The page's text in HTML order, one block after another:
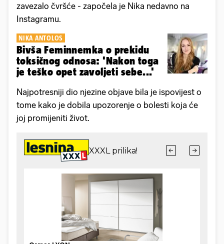
zavezalo čvršće - započela je Nika nedavno na
Instagramu.
NIKA ANTOLOS
Bivša Feminnemka o prekidu
toksičnog odnosa: 'Nakon toga
je teško opet zavoljeti sebe...'
Najpotresniji dio njezine objave bila je ispovijest o
tome kako je dobila upozorenje o bolesti koja će
joj promijeniti život.